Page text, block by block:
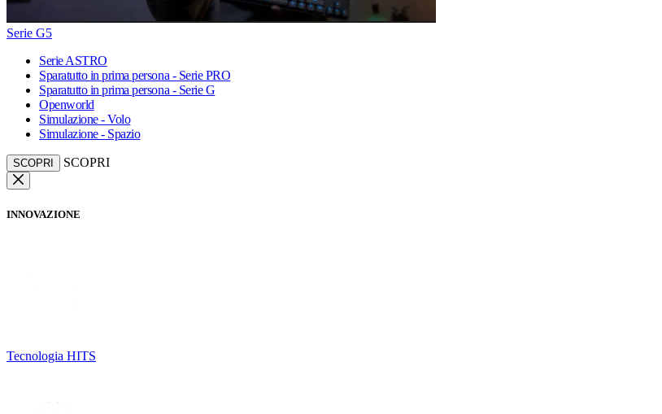
Serie G5
Serie ASTRO
Sparatutto in prima persona - Serie PRO
Sparatutto in prima persona - Serie G
Openworld
Simulazione - Volo
Simulazione - Spazio
SCOPRI SCOPRI
INNOVAZIONE
Tecnologia HITS